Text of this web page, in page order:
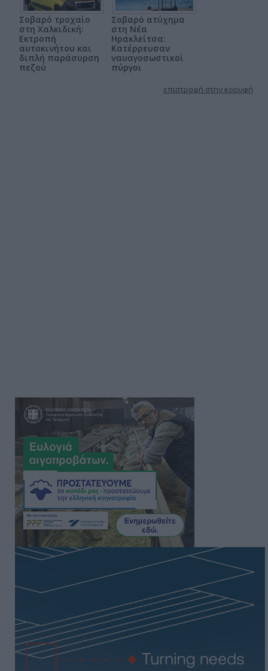
Σοβαρό τροχαίο
στη Χαλκιδική:
Εκτροπή
αυτοκινήτου και
διπλή παράσυρση
πεζού
Σοβαρό ατύχημα
στη Νέα
Ηρακλείτσα:
Κατέρρευσαν
ναυαγοσωστικοί
πύργοι
επιστροφή στην κορυφή